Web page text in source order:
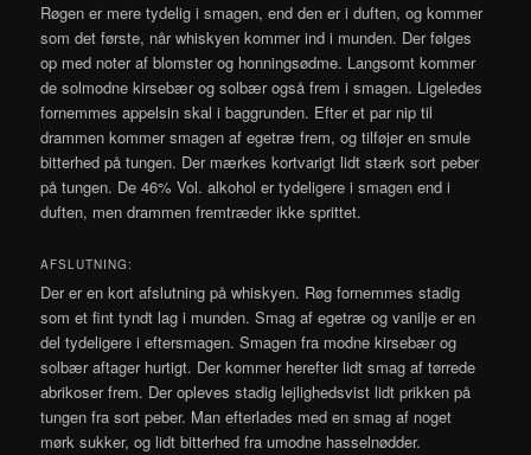
Røgen er mere tydelig i smagen, end den er i duften, og kommer
som det første, når whiskyen kommer ind i munden. Der følges
op med noter af blomster og honningsødme. Langsomt kommer
de solmodne kirsebær og solbær også frem i smagen. Ligeledes
fornemmes appelsin skal i baggrunden. Efter et par nip til
drammen kommer smagen af egetræ frem, og tilføjer en smule
bitterhed på tungen. Der mærkes kortvarigt lidt stærk sort peber
på tungen. De 46% Vol. alkohol er tydeligere i smagen end i
duften, men drammen fremtræder ikke sprittet.
AFSLUTNING:
Der er en kort afslutning på whiskyen. Røg fornemmes stadig
som et fint tyndt lag i munden. Smag af egetræ og vanilje er en
del tydeligere i eftersmagen. Smagen fra modne kirsebær og
solbær aftager hurtigt. Der kommer herefter lidt smag af tørrede
abrikoser frem. Der opleves stadig lejlighedsvist lidt prikken på
tungen fra sort peber. Man efterlades med en smag af noget
mørk sukker, og lidt bitterhed fra umodne hasselnødder.